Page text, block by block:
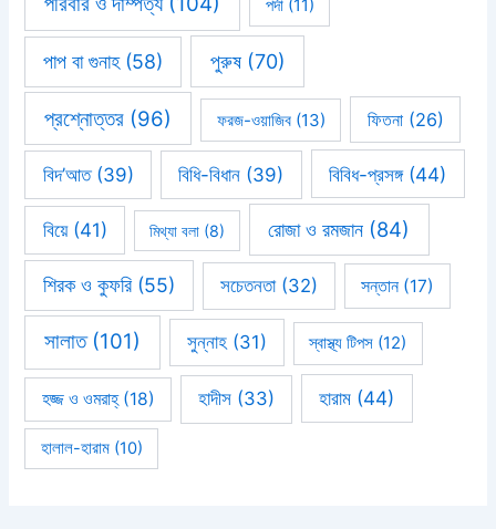
পর্দা(11)
পাপ বা গুনাহ(58) পুরুষ(70)
প্রশ্নোত্তর (96) ফরজ-ওয়াজিব(13) ফিতনা(26)
বিদ’আত(39) বিধি-বিধান (39) বিবিধ-প্রসঙ্গ(44)
বিয়ে(41) মিথ্যা বলা(8) রোজা ও রমজান (84)
শিরক ও কুফরি(55) সচেতনতা(32) সন্তান(17)
সালাত(101) সুন্নাহ (31) স্বাস্থ্য টিপস (12)
হজ্জ ও ওমরাহ্‌(18) হাদীস(33) হারাম (44)
হালাল-হারাম(10)